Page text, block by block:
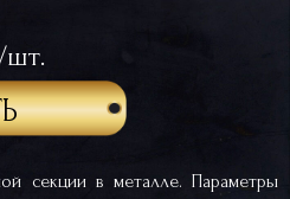
секции в металле. Параметры